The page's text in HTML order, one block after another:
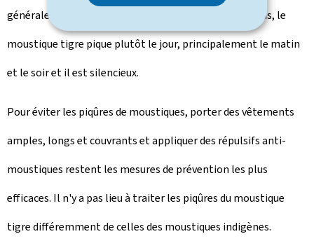
généralement la nuit et à l'intérieur de nos habitations, le
moustique tigre pique plutôt le jour, principalement le matin
et le soir et il est silencieux.
Pour éviter les piqûres de moustiques, porter des vêtements
amples, longs et couvrants et appliquer des répulsifs anti-
moustiques restent les mesures de prévention les plus
efficaces. Il n'y a pas lieu à traiter les piqûres du moustique
tigre différemment de celles des moustiques indigènes.